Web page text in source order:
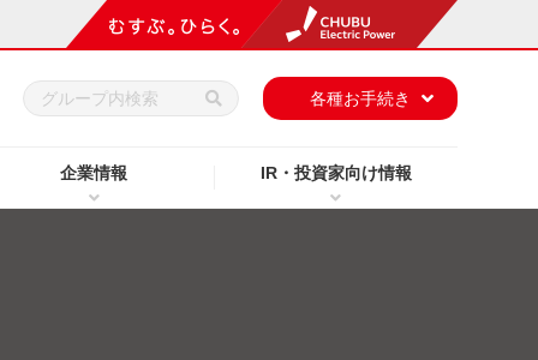
企業情報 IR・投資家向け情報
各種お手続き